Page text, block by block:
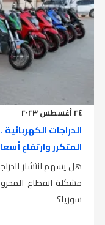
٢٤ أغسطس ٢٠٢٣
الدراجات
المتكرر وارتفاع
هل يسهم انتشار
مشكلة انقطاع
سوريا؟